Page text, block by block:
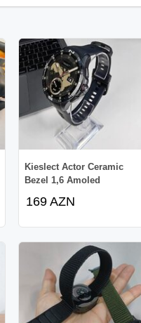
Kieslect Actor Ceramic
Bezel 1,6 Amoled
169 AZN